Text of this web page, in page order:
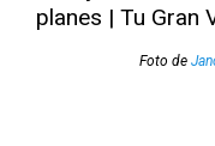
Foto de